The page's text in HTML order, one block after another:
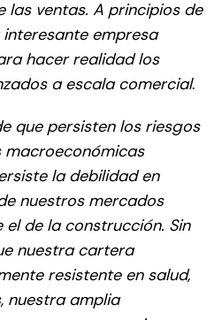
las ventas. A principios de
interesante empresa
hacer realidad los
a escala comercial.
que persisten los riesgos
la debilidad en
nuestros mercados
el de la construcción. Sin
nuestra cartera
resistente en salud,
nuestra amplia